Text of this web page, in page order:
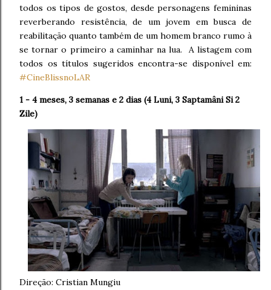
todos os tipos de gostos, desde personagens femininas
reverberando resistência, de um jovem em busca de
reabilitação quanto também de um homem branco rumo à
se tornar o primeiro a caminhar na lua. A listagem com
todos os títulos sugeridos encontra-se disponível em:
#CineBlissnoLAR
1 - 4 meses, 3 semanas e 2 dias (4 Luni, 3 Saptamâni Si 2
Zile)
Direção: Cristian Mungiu